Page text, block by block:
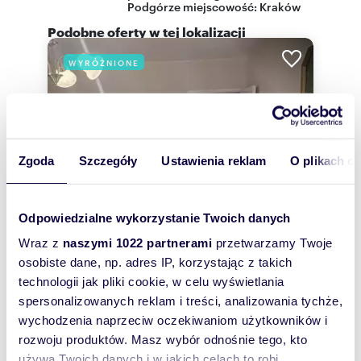
Zgoda Szczegóły Ustawienia reklam O plikach
Odpowiedzialne wykorzystanie Twoich danych
Wraz z naszymi 1022 partnerami przetwarzamy Twoje
osobiste dane, np. adres IP, korzystając z takich
technologii jak pliki cookie, w celu wyświetlania
spersonalizowanych reklam i treści, analizowania tychże,
wychodzenia naprzeciw oczekiwaniom użytkowników i
rozwoju produktów. Masz wybór odnośnie tego, kto
Podgórze miejscowość: Kraków
Podobne oferty w tej lokalizacji
WYRÓŻNIONE
48m 3 14 563zł/m2
mieszkanie 48 m² z balkonem
699 000 zł